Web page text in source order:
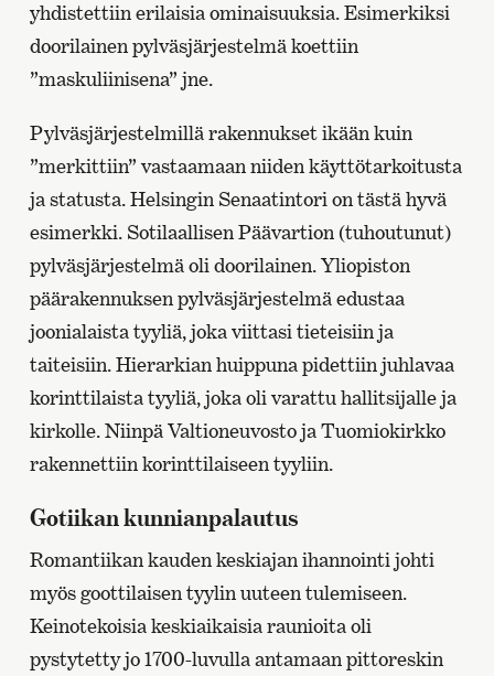
yhdistettiin erilaisia ominaisuuksia. Esimerkiksi
doorilainen pylväsjärjestelmä koettiin
”maskuliinisena” jne.
Pylväsjärjestelmillä rakennukset ikään kuin
”merkittiin” vastaamaan niiden käyttötarkoitusta
ja statusta. Helsingin Senaatintori on tästä hyvä
esimerkki. Sotilaallisen Päävartion (tuhoutunut)
pylväsjärjestelmä oli doorilainen. Yliopiston
päärakennuksen pylväsjärjestelmä edustaa
joonialaista tyyliä, joka viittasi tieteisiin ja
taiteisiin. Hierarkian huippuna pidettiin juhlavaa
korinttilaista tyyliä, joka oli varattu hallitsijalle ja
kirkolle. Niinpä Valtioneuvosto ja Tuomiokirkko
rakennettiin korinttilaiseen tyyliin.
Gotiikan kunnianpalautus
Romantiikan kauden keskiajan ihannointi johti
myös goottilaisen tyylin uuteen tulemiseen.
Keinotekoisia keskiaikaisia raunioita oli
pystytetty jo 1700-luvulla antamaan pittoreskin